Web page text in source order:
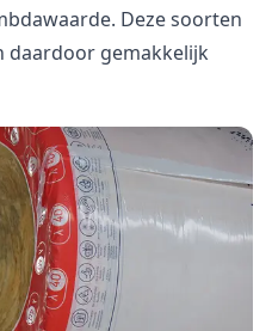
Deze soorten
daardoor gemakkelijk